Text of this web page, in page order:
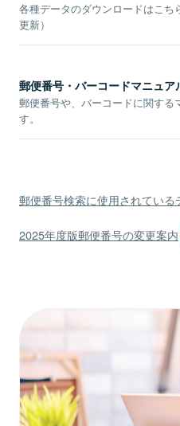
各種データのダウンロードはこち
更新）
郵便番号・バーコードマニュア
郵便番号や、バーコードに関する
す。
郵便番号検索に使用されている
2025年度版郵便番号の変更案内